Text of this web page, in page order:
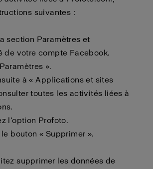
suivantes :
section Paramètres et
de votre compte Facebook.
».
à « Applications et sites
toutes les activités liées à
l’option Profoto.
bouton « Supprimer ».
supprimer les données de